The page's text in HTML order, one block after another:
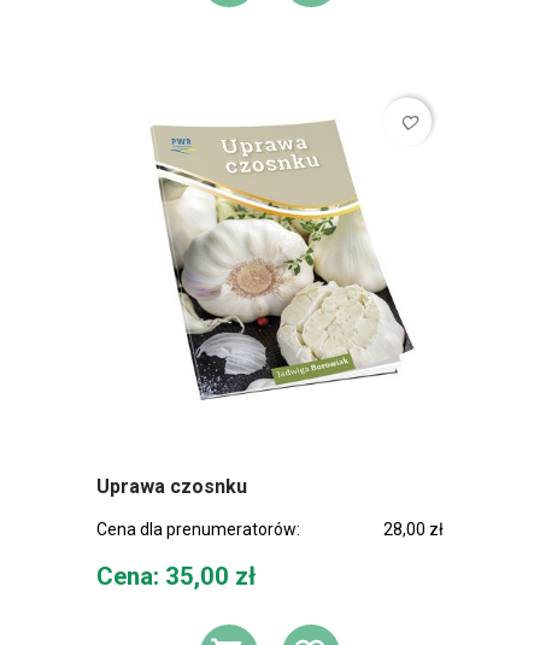
favorite_border
Uprawa czosnku
Cena dla prenumeratorów: 28,00 zł
Cena
Cena: 35,00 zł